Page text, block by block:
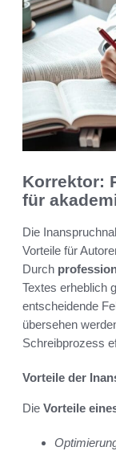
Korrektor:
für
Die
Vorteile für
Durch
Textes erheblich
entscheidende
übersehen
Schreibprozess
Vorteile der
Die Vorteile